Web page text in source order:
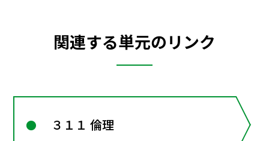
関連する単元のリンク
３１１ 倫理